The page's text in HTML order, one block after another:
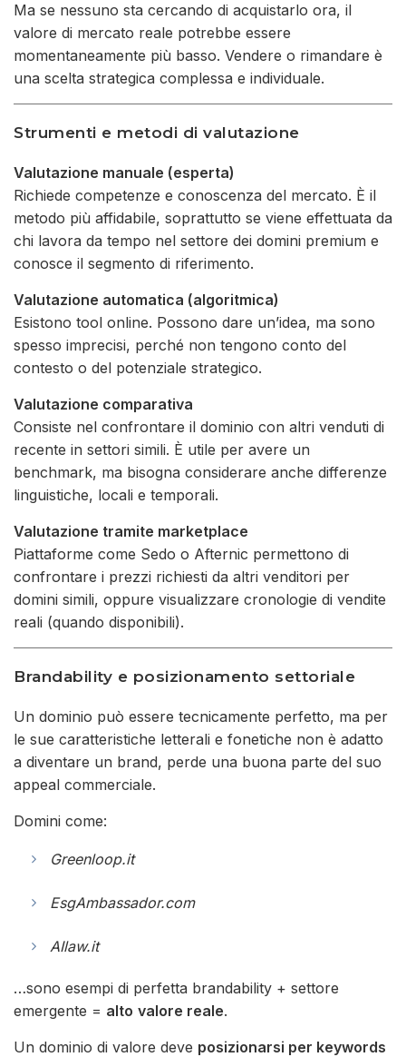
Ma se nessuno sta cercando di acquistarlo ora, il
valore di mercato reale potrebbe essere
momentaneamente più basso. Vendere o rimandare è
una scelta strategica complessa e individuale.
Strumenti e metodi di valutazione
Valutazione manuale (esperta)
Richiede competenze e conoscenza del mercato. È il
metodo più affidabile, soprattutto se viene effettuata da
chi lavora da tempo nel settore dei domini premium e
conosce il segmento di riferimento.
Valutazione automatica (algoritmica)
Esistono tool online. Possono dare un’idea, ma sono
spesso imprecisi, perché non tengono conto del
contesto o del potenziale strategico.
Valutazione comparativa
Consiste nel confrontare il dominio con altri venduti di
recente in settori simili. È utile per avere un
benchmark, ma bisogna considerare anche differenze
linguistiche, locali e temporali.
Valutazione tramite marketplace
Piattaforme come Sedo o Afternic permettono di
confrontare i prezzi richiesti da altri venditori per
domini simili, oppure visualizzare cronologie di vendite
reali (quando disponibili).
Brandability e posizionamento settoriale
Un dominio può essere tecnicamente perfetto, ma per
le sue caratteristiche letterali e fonetiche non è adatto
a diventare un brand, perde una buona parte del suo
appeal commerciale.
Domini come:
Greenloop.it
EsgAmbassador.com
AIlaw.it
…sono esempi di perfetta brandability + settore
emergente = alto valore reale.
Un dominio di valore deve posizionarsi per keywords